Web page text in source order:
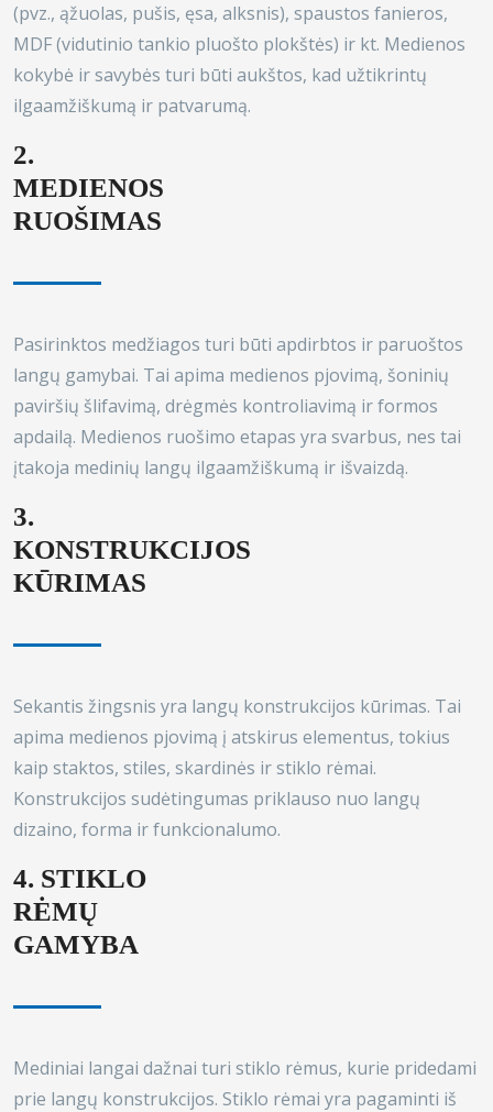
(pvz., ąžuolas, pušis, ęsa, alksnis), spaustos fanieros,
MDF (vidutinio tankio pluošto plokštės) ir kt. Medienos
kokybė ir savybės turi būti aukštos, kad užtikrintų
ilgaamžiškumą ir patvarumą.
2.
MEDIENOS
RUOŠIMAS
Pasirinktos medžiagos turi būti apdirbtos ir paruoštos
langų gamybai. Tai apima medienos pjovimą, šoninių
paviršių šlifavimą, drėgmės kontroliavimą ir formos
apdailą. Medienos ruošimo etapas yra svarbus, nes tai
įtakoja medinių langų ilgaamžiškumą ir išvaizdą.
3.
KONSTRUKCIJOS
KŪRIMAS
Sekantis žingsnis yra langų konstrukcijos kūrimas. Tai
apima medienos pjovimą į atskirus elementus, tokius
kaip staktos, stiles, skardinės ir stiklo rėmai.
Konstrukcijos sudėtingumas priklauso nuo langų
dizaino, forma ir funkcionalumo.
4. STIKLO
RĖMŲ
GAMYBA
Mediniai langai dažnai turi stiklo rėmus, kurie pridedami
prie langų konstrukcijos. Stiklo rėmai yra pagaminti iš